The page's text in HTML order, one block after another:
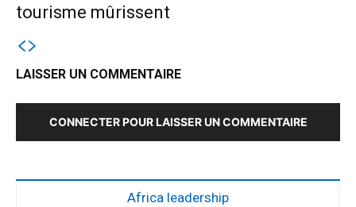
tourisme mûrissent
LAISSER UN COMMENTAIRE
CONNECTER POUR LAISSER UN COMMENTAIRE
Africa leadership